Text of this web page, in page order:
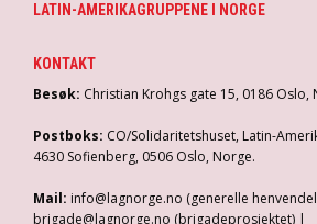
LATIN-AMERIKAGRUPPENE I NORGE
KONTAKT
Besøk: Christian Krohgs gate 15, 0186 Oslo,
Postboks: CO/Solidaritetshuset, Latin-
4630 Sofienberg, 0506 Oslo, Norge.
Mail: info@lagnorge.no (generelle
brigade@lagnorge.no (brigadeprosjektet) |